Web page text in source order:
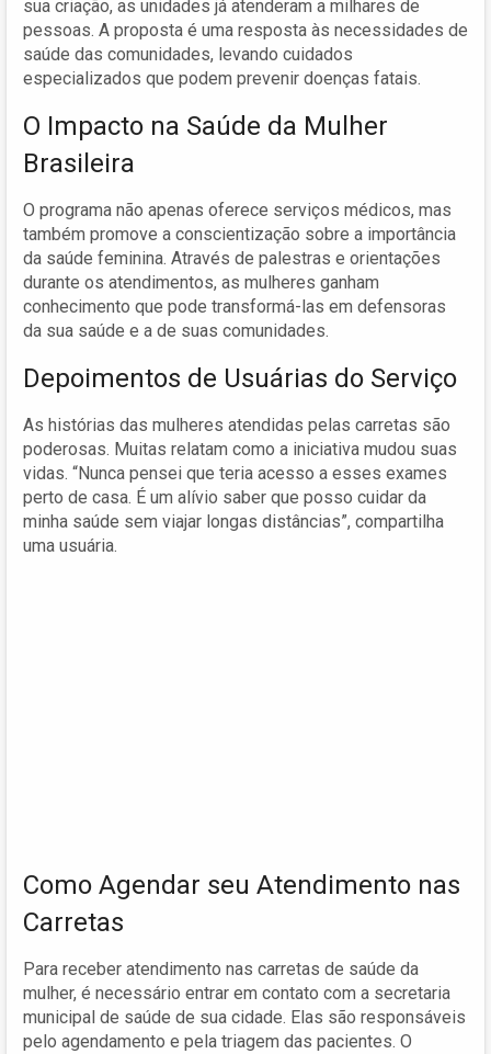
sua criação, as unidades já atenderam a milhares de
pessoas. A proposta é uma resposta às necessidades de
saúde das comunidades, levando cuidados
especializados que podem prevenir doenças fatais.
O Impacto na Saúde da Mulher
Brasileira
O programa não apenas oferece serviços médicos, mas
também promove a conscientização sobre a importância
da saúde feminina. Através de palestras e orientações
durante os atendimentos, as mulheres ganham
conhecimento que pode transformá-las em defensoras
da sua saúde e a de suas comunidades.
Depoimentos de Usuárias do Serviço
As histórias das mulheres atendidas pelas carretas são
poderosas. Muitas relatam como a iniciativa mudou suas
vidas. “Nunca pensei que teria acesso a esses exames
perto de casa. É um alívio saber que posso cuidar da
minha saúde sem viajar longas distâncias”, compartilha
uma usuária.
Como Agendar seu Atendimento nas
Carretas
Para receber atendimento nas carretas de saúde da
mulher, é necessário entrar em contato com a secretaria
municipal de saúde de sua cidade. Elas são responsáveis
pelo agendamento e pela triagem das pacientes. O